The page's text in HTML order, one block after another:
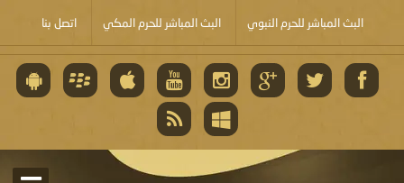
البث المباشر للحرم النبوي البث المباشر للحرم المكي اتصل بنا